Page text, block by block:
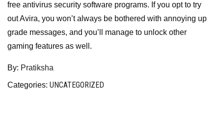
free antivirus security software programs. If you opt to try
out Avira, you won’t always be bothered with annoying up
grade messages, and you’ll manage to unlock other
gaming features as well.
By: Pratiksha
Categories: UNCATEGORIZED